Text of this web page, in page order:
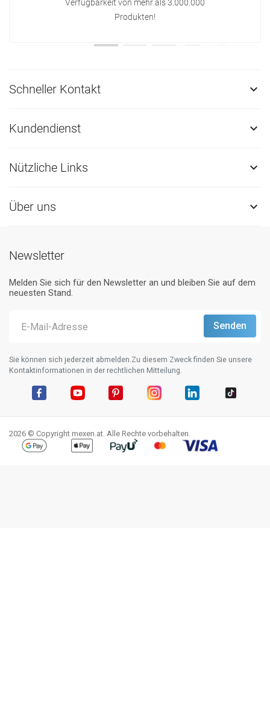
Verfügbarkeit von mehr als 3.000.000
Produkten!
Schneller Kontakt 
Kundendienst 
Nützliche Links 
Über uns 
Newsletter
Melden Sie sich für den Newsletter an und bleiben Sie auf dem
neuesten Stand.
Sie können sich jederzeit abmelden.Zu diesem Zweck finden Sie unsere
Kontaktinformationen in der rechtlichen Mitteilung.
2026 © Copyright mexen.at. Alle Rechte vorbehalten.